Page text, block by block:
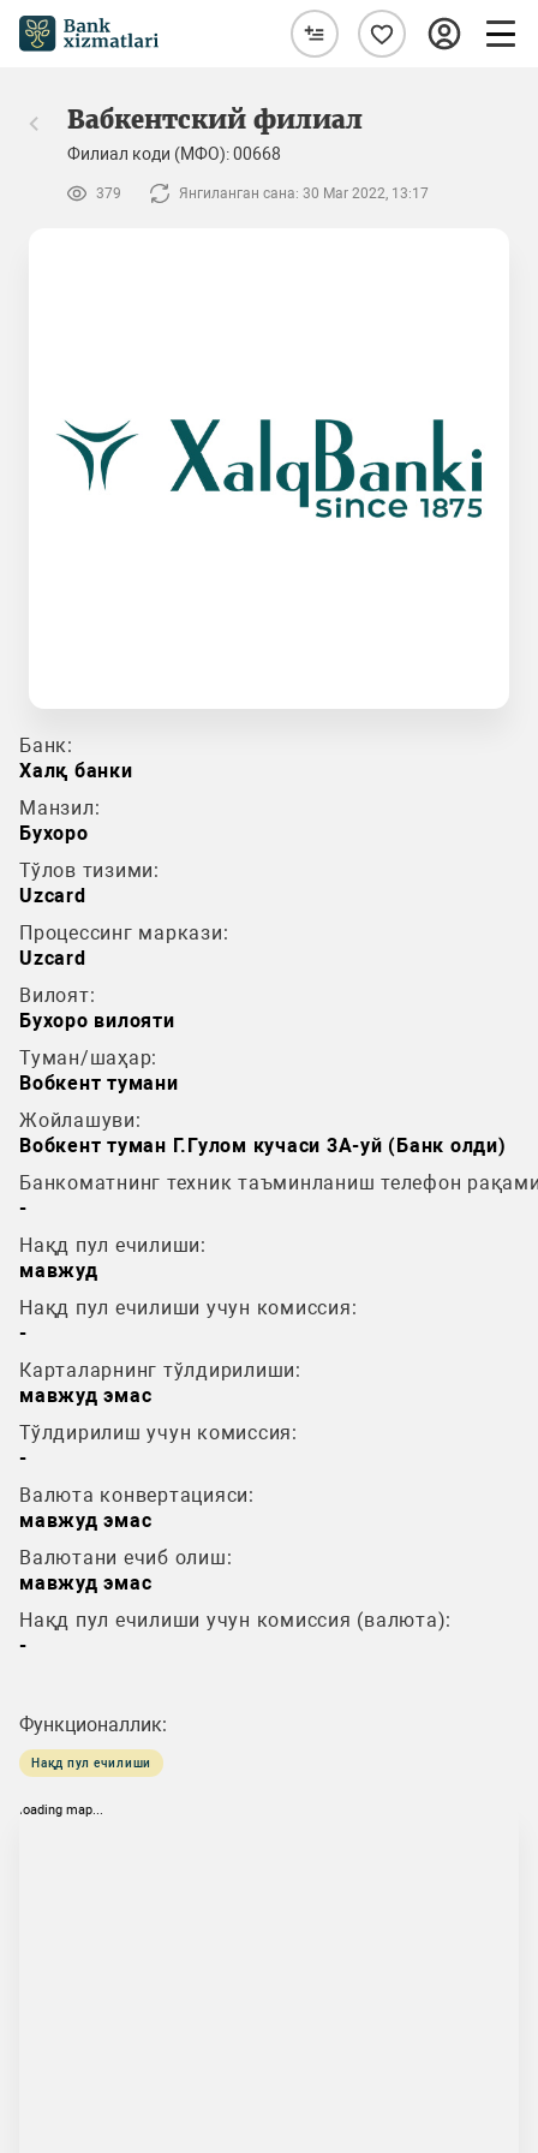
Вабкентский филиал
Филиал коди (МФО): 00668
379 Янгиланган сана: 30 Mar 2022, 13:17
Банк:
Халқ банки
Манзил:
Бухоро
Тўлов тизими:
Uzcard
Процессинг маркази:
Uzcard
Вилоят:
Бухоро вилояти
Туман/шаҳар:
Вобкент тумани
Жойлашуви:
Вобкент туман Г.Гулом кучаси 3А-уй (Банк олди)
Банкоматнинг техник таъминланиш телефон
-
Нақд пул ечилиши:
мавжуд
Нақд пул ечилиши учун комиссия:
-
Карталарнинг тўлдирилиши:
мавжуд эмас
Тўлдирилиш учун комиссия:
-
Валюта конвертацияси:
мавжуд эмас
Валютани ечиб олиш:
мавжуд эмас
Нақд пул ечилиши учун комиссия (валюта):
-
Функционаллик:
Нақд пул ечилиши
loading map...